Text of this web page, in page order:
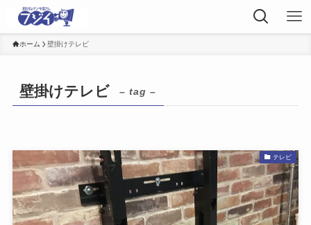
ホーム 壁掛けテレビ
壁掛けテレビ – tag –
テレビ